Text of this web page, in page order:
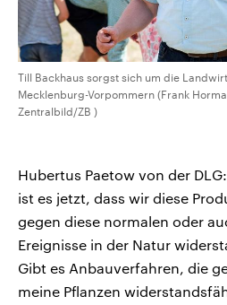
Till Backhaus sorgst sich um die
Mecklenburg-Vorpommern (Frank
Zentralbild/ZB )
Hubertus Paetow von der
ist es jetzt, dass wir diese
gegen diese normalen oder
Ereignisse in der Natur
Gibt es Anbauverfahren, die
meine Pflanzen